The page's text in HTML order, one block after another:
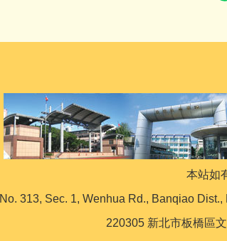
本站如
No. 313, Sec. 1, Wenhua Rd., Banqiao
220305 新北市板橋區